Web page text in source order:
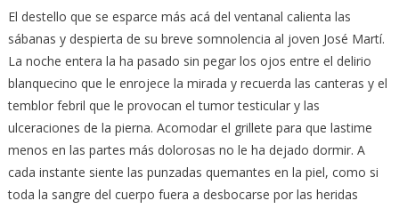
El destello que se esparce más acá del ventanal calienta las
sábanas y despierta de su breve somnolencia al joven José Martí.
La noche entera la ha pasado sin pegar los ojos entre el delirio
blanquecino que le enrojece la mirada y recuerda las canteras y el
temblor febril que le provocan el tumor testicular y las
ulceraciones de la pierna. Acomodar el grillete para que lastime
menos en las partes más dolorosas no le ha dejado dormir. A
cada instante siente las punzadas quemantes en la piel, como si
toda la sangre del cuerpo fuera a desbocarse por las heridas